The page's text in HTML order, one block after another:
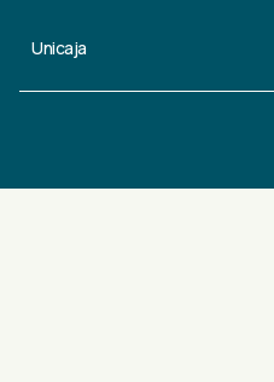
Unicaja